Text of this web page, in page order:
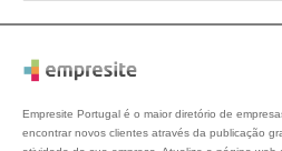
Empresite Portugal é o maior diretório de
encontrar novos clientes através da publicação